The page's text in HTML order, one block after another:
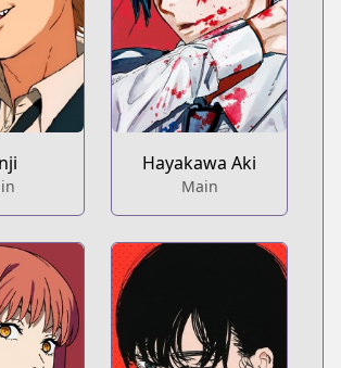
Hayakawa Aki
Main